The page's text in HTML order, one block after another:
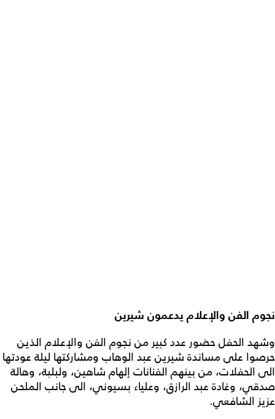
نجوم الفن والإعلام يدعمون شيرين
وشهد الحفل حضور عدد كبير من نجوم الفن والإعلام الذين
حرصوا على مساندة شيرين عبد الوهاب ومشاركتها ليلة عودتها
الى الحفلات، من بينهم الفنانات إلهام شاهين، ولبلبة، وهالة
صدقي، وغادة عبد الرازق، وعلياء بسيوني، الى جانب الملحن
عزيز الشافعي.